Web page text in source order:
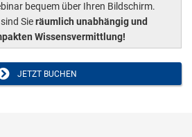
bequem über Ihren Bildschirm.
Sieräumlich unabhängig und
Wissensvermittlung!
JETZT BUCHEN